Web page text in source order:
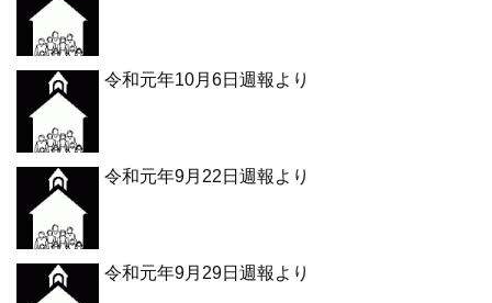
令和元年10月6日週報より
令和元年9月22日週報より
令和元年9月29日週報より